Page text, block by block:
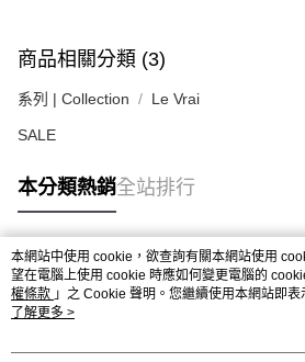
商品相關分類 (3)
系列 | Collection Le Vrai
SALE
本分類熱銷全站排行
熱門標籤
本網站中使用 cookie，欲查詢有關本網站使用
望在電腦上使用 cookie 時應如何變更電腦的
權條款 」之 Cookie 聲明。您繼續使用本網站即
用條款之 Cookie 聲明使用 cookie。
了解更多 >